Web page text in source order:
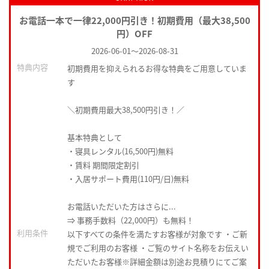
お電話一本で一律22,000円引き！初期費用（最大38,500
円）OFF
2026-06-01～2026-08-31
特典内容
初期費用を抑えられるお得な特典をご用意していま
す
＼初期費用最大38,500円引き！／
基本特典として
・寝具レンタル(16,500円)無料
・賃料 期間限定割引
・入居サポート費用(110円/日)無料
お電話いただいた方はさらに...
⇒ 事務手数料（22,000円）も無料！
利用条件
以下すべての条件を満たすお客様が対象です ・ご新
規でご利用のお客様 ・ご覧のサイト名称をお伝えい
ただいたお客様※詳細金額は別途お見積りにてご案